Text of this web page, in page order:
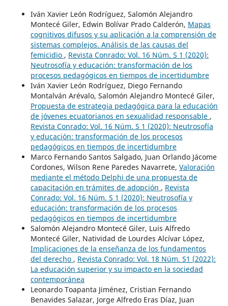
Iván Xavier León Rodríguez, Salomón Alejandro
Montecé Giler, Edwin Bolívar Prado Calderón, Mapas
cognitivos difusos y su aplicación a la comprensión de
sistemas complejos. Análisis de las causas del
femicidio , Revista Conrado: Vol. 16 Núm. S 1 (2020):
Neutrosofía y educación: transformación de los
procesos pedagógicos en tiempos de incertidumbre
Iván Xavier León Rodríguez, Diego Fernando
Montalván Arévalo, Salomón Alejandro Montecé Giler,
Propuesta de estrategia pedagógica para la educación
de jóvenes ecuatorianos en sexualidad responsable ,
Revista Conrado: Vol. 16 Núm. S 1 (2020): Neutrosofía
y educación: transformación de los procesos
pedagógicos en tiempos de incertidumbre
Marco Fernando Santos Salgado, Juan Orlando Jácome
Cordones, Wilson Rene Paredes Navarrete, Valoración
mediante el método Delphi de una propuesta de
capacitación en trámites de adopción , Revista
Conrado: Vol. 16 Núm. S 1 (2020): Neutrosofía y
educación: transformación de los procesos
pedagógicos en tiempos de incertidumbre
Salomón Alejandro Montecé Giler, Luis Alfredo
Montecé Giler, Natividad de Lourdes Alcívar López,
Implicaciones de la enseñanza de los fundamentos
del derecho , Revista Conrado: Vol. 18 Núm. S1 (2022):
La educación superior y su impacto en la sociedad
contemporánea
Leonardo Toapanta Jiménez, Cristian Fernando
Benavides Salazar, Jorge Alfredo Eras Díaz, Juan